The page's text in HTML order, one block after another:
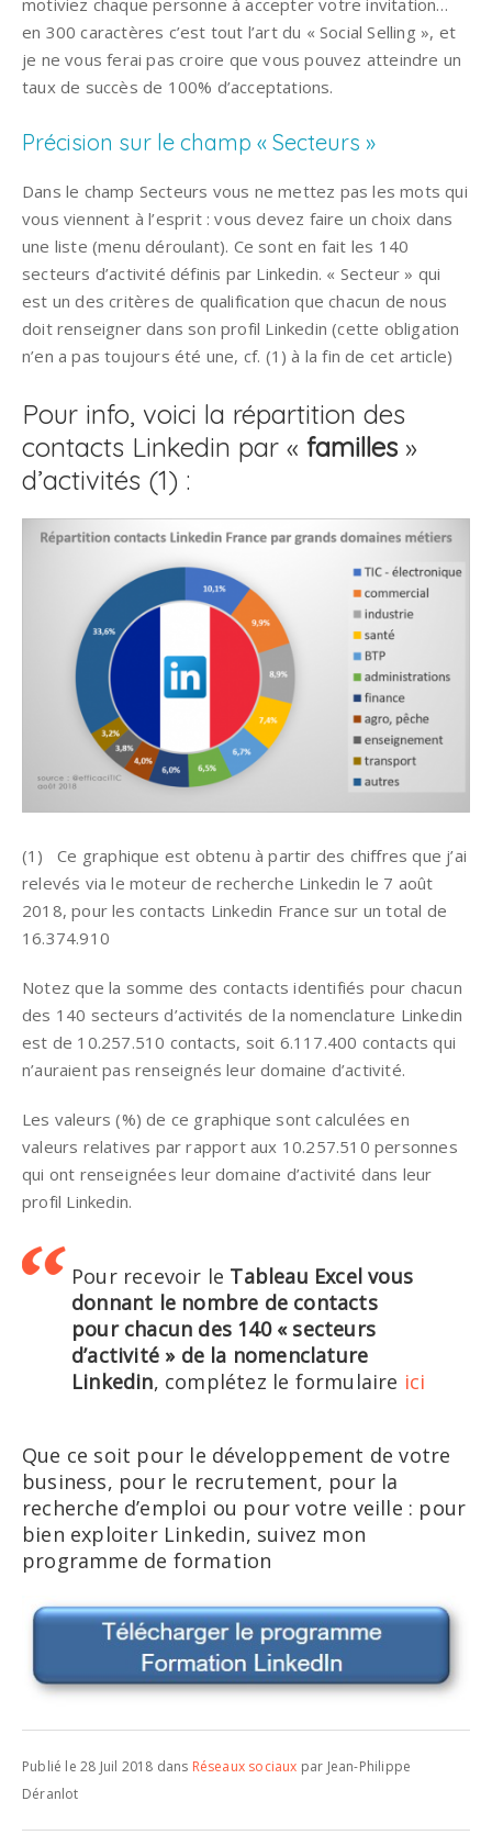
en 300 caractères c’est tout l’art du « Social Selling », et
je ne vous ferai pas croire que vous pouvez atteindre un
taux de succès de 100% d’acceptations.
Précision sur le champ « Secteurs »
Dans le champ Secteurs vous ne mettez pas les mots qui
vous viennent à l’esprit : vous devez faire un choix dans
une liste (menu déroulant). Ce sont en fait les 140
secteurs d’activité définis par Linkedin. « Secteur » qui
est un des critères de qualification que chacun de nous
doit renseigner dans son profil Linkedin (cette obligation
n’en a pas toujours été une, cf. (1) à la fin de cet article)
Pour info, voici la répartition des
contacts Linkedin par « familles »
d’activités (1) :
(1) Ce graphique est obtenu à partir des chiffres que j’ai
relevés via le moteur de recherche Linkedin le 7 août
2018, pour les contacts Linkedin France sur un total de
16.374.910
Notez que la somme des contacts identifiés pour chacun
des 140 secteurs d’activités de la nomenclature Linkedin
est de 10.257.510 contacts, soit 6.117.400 contacts qui
n’auraient pas renseignés leur domaine d’activité.
Les valeurs (%) de ce graphique sont calculées en
valeurs relatives par rapport aux 10.257.510 personnes
qui ont renseignées leur domaine d’activité dans leur
profil Linkedin.
Pour recevoir le Tableau Excel vous
donnant le nombre de contacts
pour chacun des 140 « secteurs
d’activité » de la nomenclature
Linkedin, complétez le formulaire ici
Que ce soit pour le développement de votre
business, pour le recrutement, pour la
recherche d’emploi ou pour votre veille : pour
bien exploiter Linkedin, suivez mon
programme de formation
Publié le 28 Juil 2018 dans Réseaux sociaux par Jean-Philippe
Déranlot